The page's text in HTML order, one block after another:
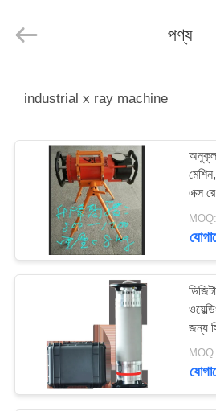
পণ্য
আমাদের
সম্পর্কে
কারখানা
নিয়ন্ত্রণ
CORPORATION.
পণ্য
industrial x ray machine
অনুকূল
এক্স
জন্য
মেশিন